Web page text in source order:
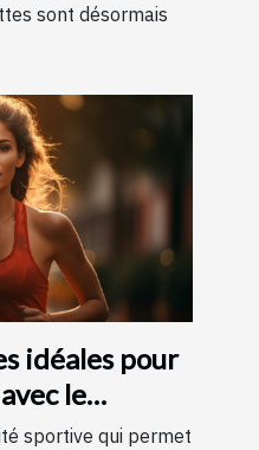
sont désormais
idéales pour
le
sportive qui permet